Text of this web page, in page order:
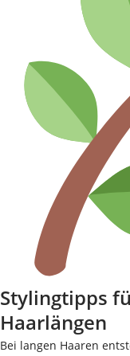
Stylingtipps
Haarlängen
Bei langen Haaren